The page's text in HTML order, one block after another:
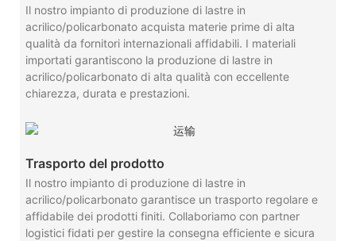
Il nostro impianto di produzione di lastre in
acrilico/policarbonato acquista materie prime di alta
qualità da fornitori internazionali affidabili. I materiali
importati garantiscono la produzione di lastre in
acrilico/policarbonato di alta qualità con eccellente
chiarezza, durata e prestazioni.
Trasporto del prodotto
Il nostro impianto di produzione di lastre in
acrilico/policarbonato garantisce un trasporto regolare e
affidabile dei prodotti finiti. Collaboriamo con partner
logistici fidati per gestire la consegna efficiente e sicura